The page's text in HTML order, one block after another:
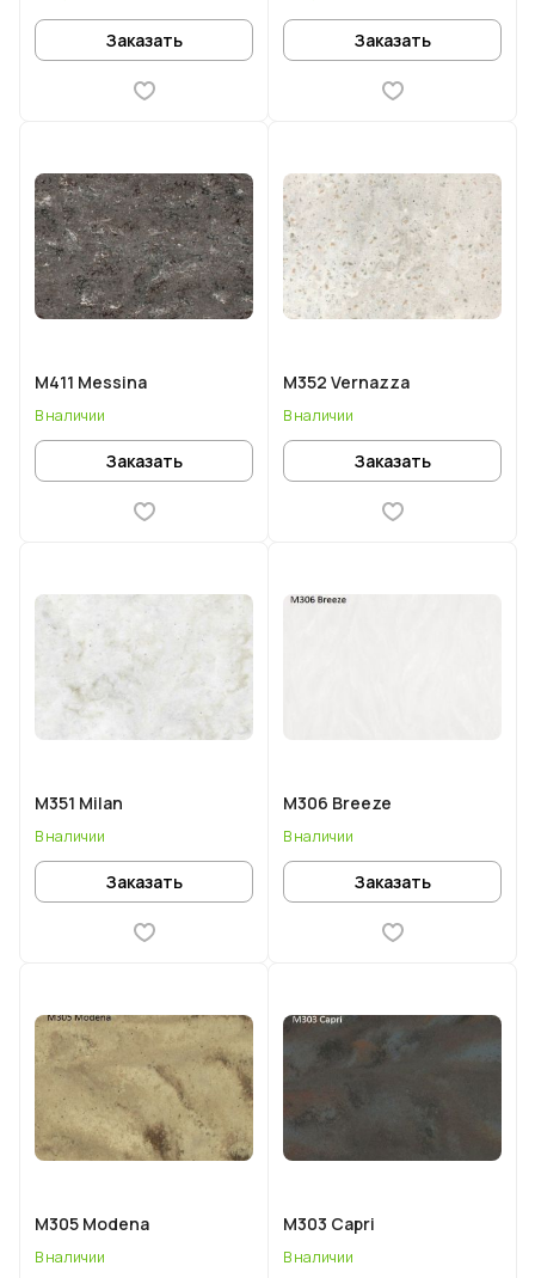
Заказать Заказать
M411 Messina
В наличии
Заказать
M352 Vernazza
В наличии
Заказать
M351 Milan
В наличии
Заказать
M306 Breeze
В наличии
Заказать
M305 Modena
В наличии
M303 Capri
В наличии